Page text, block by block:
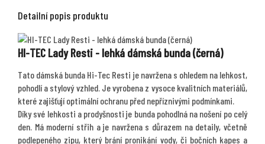
Detailní popis produktu
HI-TEC Lady Resti - lehká dámská bunda (černá)
Tato dámská bunda Hi-Tec Resti je navržena s ohledem na lehkost,
pohodlí a stylový vzhled. Je vyrobena z vysoce kvalitních materiálů,
které zajišťují optimální ochranu před nepříznivými podmínkami.
Díky své lehkosti a prodyšnosti je bunda pohodlná na nošení po celý
den. Má moderní střih a je navržena s důrazem na detaily, včetně
podlepeného zipu, který brání pronikání vody, či bočních kapes a